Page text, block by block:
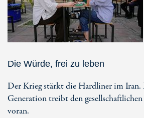
Die Würde, frei zu leben
Der Krieg stärkt die Hardliner im Iran.
Generation treibt den
voran.